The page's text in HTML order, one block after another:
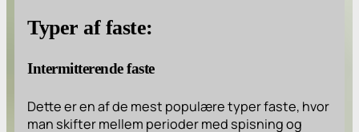
Typer af faste:
Intermitterende faste
Dette er en af de mest populære typer faste, hvor
man skifter mellem perioder med spisning og